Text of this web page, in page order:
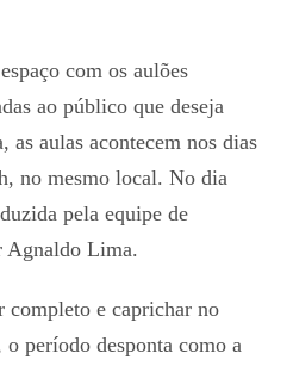
com os aulões
ao público que deseja
as aulas acontecem nos dias
no mesmo local. No dia
pela equipe de
Agnaldo Lima.
completo e caprichar no
período desponta como a